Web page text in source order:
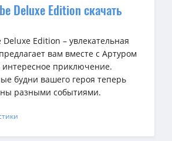
Deluxe Edition скачать
Edition – увлекательная
вам вместе с Артуром
интересное приключение.
будни вашего героя теперь
разными событиями.